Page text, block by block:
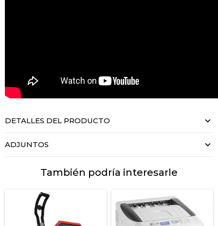
DETALLES DEL PRODUCTO
ADJUNTOS
También podría interesarle